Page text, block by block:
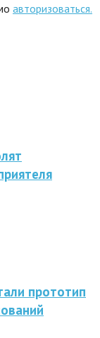
авторизоваться.
прототип